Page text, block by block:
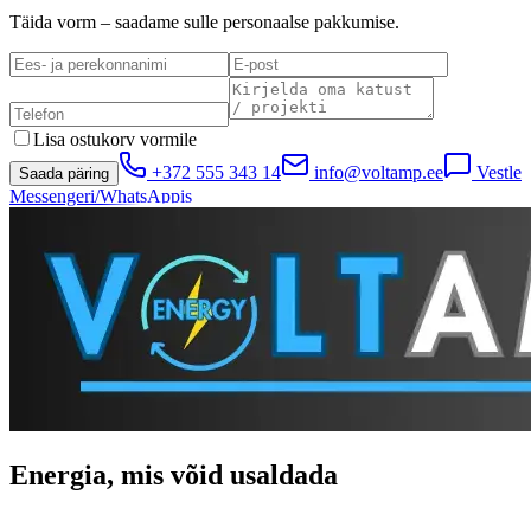
Täida vorm – saadame sulle personaalse pakkumise.
Lisa ostukorv vormile
Saada päring +372 555 343 14 info@voltamp.ee
Vestle
Messengeri/WhatsAppis
Energia, mis võid usaldada